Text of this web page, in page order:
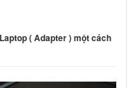
( Adapter ) một cách